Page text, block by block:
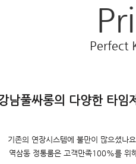
Perfect
남풀싸롱의 다양한 타임
기존의 연장시스템에 불만이 많으셨나
역삼동 정통룸은 고객만족100%를 위